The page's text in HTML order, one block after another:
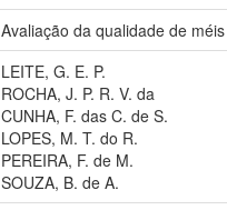
Avaliação da qualidade de
LEITE, G. E. P.
ROCHA, J. P. R. V. da
CUNHA, F. das C. de S.
LOPES, M. T. do R.
PEREIRA, F. de M.
SOUZA, B. de A.